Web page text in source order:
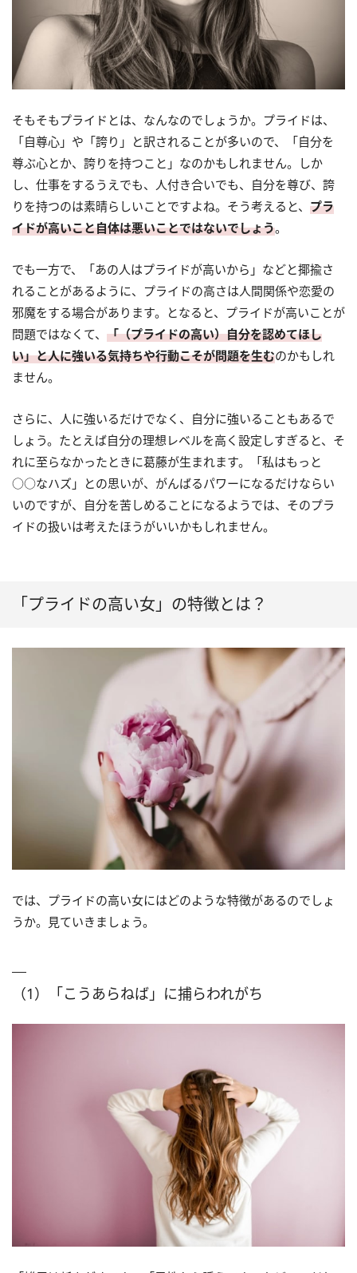
そもそもプライドとは、なんなのでしょうか。プライドは、
「自尊心」や「誇り」と訳されることが多いので、「自分を
尊ぶ心とか、誇りを持つこと」なのかもしれません。しか
し、仕事をするうえでも、人付き合いでも、自分を尊び、誇
りを持つのは素晴らしいことですよね。そう考えると、 プラ
イドが高いこと自体は悪いことではないでしょう。
でも一方で、「あの人はプライドが高いから」などと揶揄さ
れることがあるように、プライドの高さは人間関係や恋愛の
邪魔をする場合があります。となると、プライドが高いことが
問題ではなくて、 「（プライドの高い）自分を認めてほし
い」と人に強いる気持ちや行動こそが問題を生むのかもしれ
ません。
さらに、人に強いるだけでなく、自分に強いることもあるで
しょう。たとえば自分の理想レベルを高く設定しすぎると、そ
れに至らなかったときに葛藤が生まれます。「私はもっと
○○なハズ」との思いが、がんばるパワーになるだけならい
いのですが、自分を苦しめることになるようでは、そのプラ
イドの扱いは考えたほうがいいかもしれません。
「プライドの高い女」の特徴とは？
では、プライドの高い女にはどのような特徴があるのでしょ
うか。見ていきましょう。
（1）「こうあらねば」に捕らわれがち